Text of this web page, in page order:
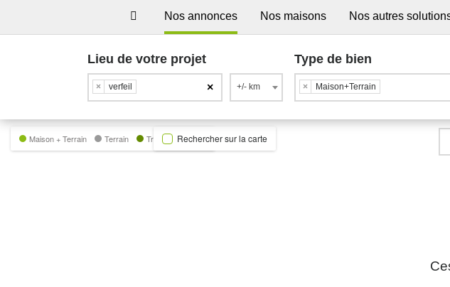
Nos annonces Nos maisons Nos autres
Lieu de votre projet
×
× verfeil +/- km
Type de bien
× Maison+Terrain
Maison + Terrain Terrain Trecobat GreenRechercher sur la carte